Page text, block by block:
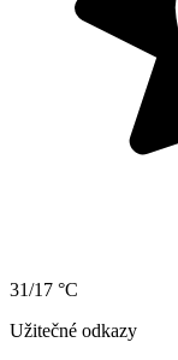
31/17 °C
Užitečné odkazy